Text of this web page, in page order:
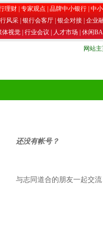
理财 专家观点 品牌中小银行 中
风采| 银行会客厅| 银企对接| 企业
体视觉 行业会议 人才市场 休闲
网站
还没有帐号？
与志同道合的朋友一起交流